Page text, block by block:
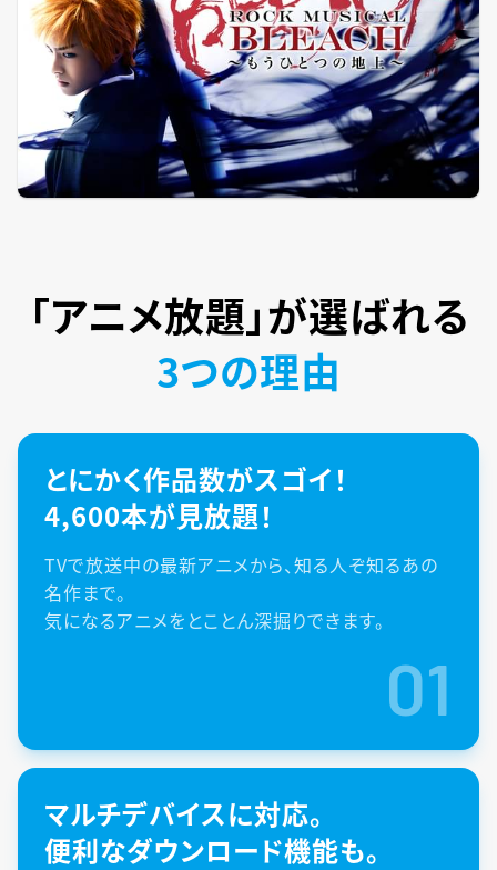
「アニメ放題」が選ばれる
3つの理由
とにかく作品数がスゴイ！
4,600本が見放題！
TVで放送中の最新アニメから、知る人ぞ知るあの
名作まで。
気になるアニメをとことん深掘りできます。
01
マルチデバイスに対応。
便利なダウンロード機能も。